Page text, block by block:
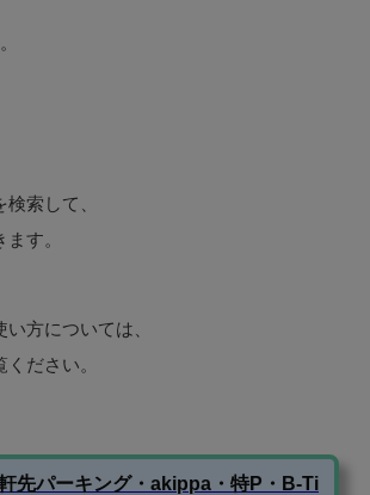
索して、
す。
方については、
ださい。
先パーキング・akippa・特P・B-Ti